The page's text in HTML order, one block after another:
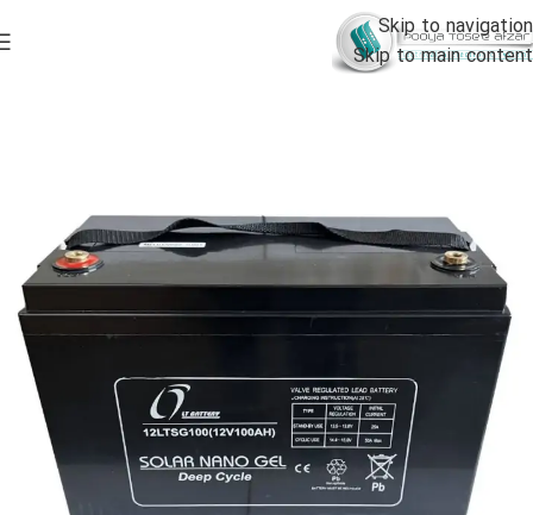
Skip to navigation
Skip to main content
خانه خرید باتری یو پی اس - لیست قیمت باطری ups